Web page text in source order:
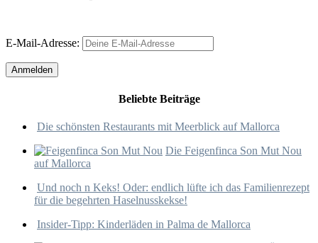
E-Mail-Adresse:
Beliebte Beiträge
Die schönsten Restaurants mit Meerblick auf Mallorca
Die Feigenfinca Son Mut Nou
auf Mallorca
Und noch n Keks! Oder: endlich lüfte ich das Familienrezept
für die begehrten Haselnusskekse!
Insider-Tipp: Kinderläden in Palma de Mallorca